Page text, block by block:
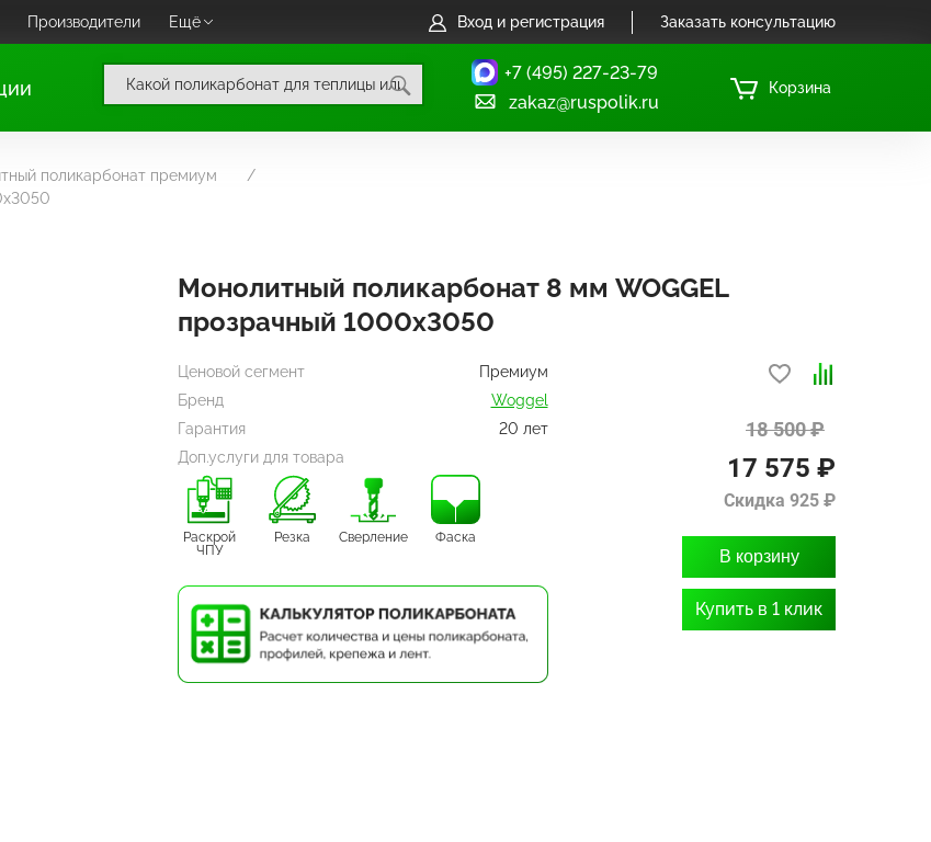
Производители Ещё Вход и регистрация Заказать консультацию
+7 (495) 227-23-79
zakaz@ruspolik.ru
Корзина
поликарбонат премиум
Монолитный поликарбонат 8 мм WOGGEL
прозрачный 1000х3050
Ценовой сегмент
Премиум
Бренд
Woggel
Гарантия
20 лет
Доп.услуги для товара
Раскрой
ЧПУ
Резка Сверление Фаска
18 500 ₽
17 575 ₽
Скидка 925 ₽
В корзину
Купить в 1 клик